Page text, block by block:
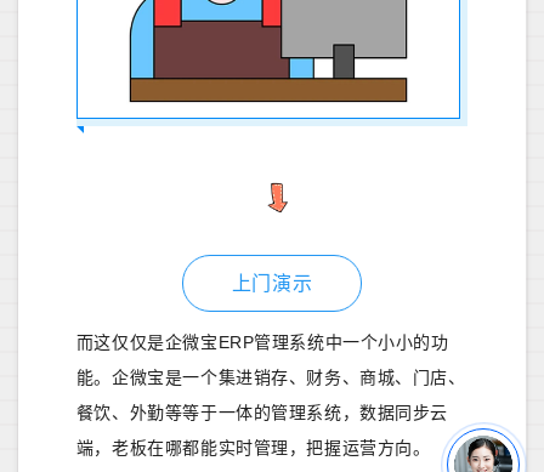
上门演示
而这仅仅是企微宝ERP管理系统中一个小小的功
能。企微宝是一个集进销存、财务、商城、门店、
餐饮、外勤等等于一体的管理系统，数据同步云
端，老板在哪都能实时管理，把握运营方向。